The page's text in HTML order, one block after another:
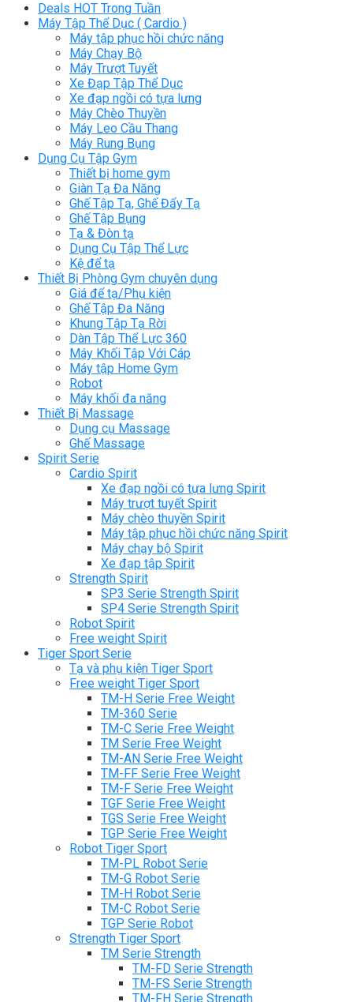
Deals HOT Trong Tuần
Máy Tập Thể Dục ( Cardio )
Máy tập phục hồi chức năng
Máy Chạy Bộ
Máy Trượt Tuyết
Xe Đạp Tập Thể Dục
Xe đạp ngồi có tựa lưng
Máy Chèo Thuyền
Máy Leo Cầu Thang
Máy Rung Bụng
Dụng Cụ Tập Gym
Thiết bị home gym
Giàn Tạ Đa Năng
Ghế Tập Tạ, Ghế Đẩy Tạ
Ghế Tập Bụng
Tạ & Đòn tạ
Dụng Cụ Tập Thể Lực
Kệ để tạ
Thiết Bị Phòng Gym chuyên dụng
Giá để tạ/Phụ kiện
Ghế Tập Đa Năng
Khung Tập Tạ Rời
Dàn Tập Thể Lực 360
Máy Khối Tập Với Cáp
Máy tập Home Gym
Robot
Máy khối đa năng
Thiết Bị Massage
Dụng cụ Massage
Ghế Massage
Spirit Serie
Cardio Spirit
Xe đạp ngồi có tựa lưng Spirit
Máy trượt tuyết Spirit
Máy chèo thuyền Spirit
Máy tập phục hồi chức năng Spirit
Máy chạy bộ Spirit
Xe đạp tập Spirit
Strength Spirit
SP3 Serie Strength Spirit
SP4 Serie Strength Spirit
Robot Spirit
Free weight Spirit
Tiger Sport Serie
Tạ và phụ kiện Tiger Sport
Free weight Tiger Sport
TM-H Serie Free Weight
TM-360 Serie
TM-C Serie Free Weight
TM Serie Free Weight
TM-AN Serie Free Weight
TM-FF Serie Free Weight
TM-F Serie Free Weight
TGF Serie Free Weight
TGS Serie Free Weight
TGP Serie Free Weight
Robot Tiger Sport
TM-PL Robot Serie
TM-G Robot Serie
TM-H Robot Serie
TM-C Robot Serie
TGP Serie Robot
Strength Tiger Sport
TM Serie Strength
TM-FD Serie Strength
TM-FS Serie Strength
TM-FH Serie Strength